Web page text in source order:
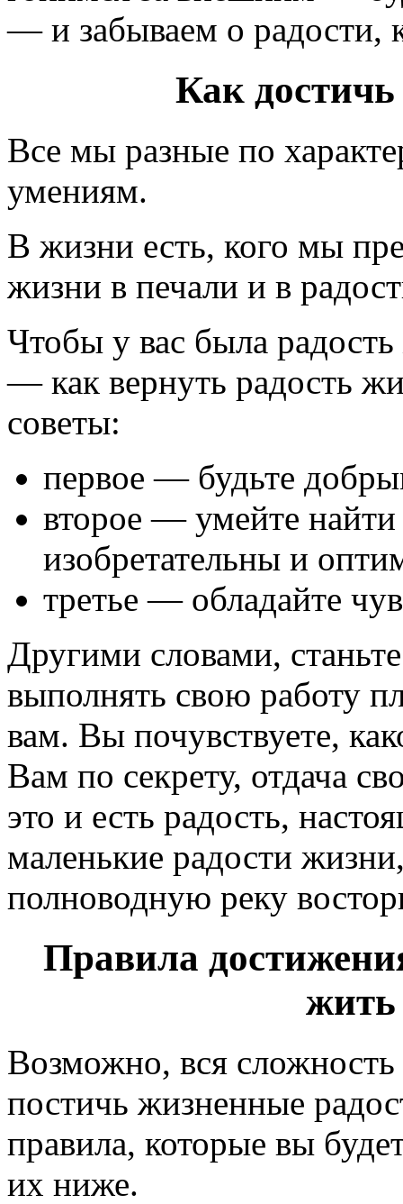
— и забываем о радости,
Как
Все мы разные по
умениям.
В жизни есть, кого мы
жизни в печали и в
Чтобы у вас была
— как вернуть радость
советы:
первое — будьте
второе — умейте найти
изобретательны и
третье — обладайте
Другими словами,
выполнять свою работу
вам. Вы почувствуете,
Вам по секрету, отдача
это и есть радость,
маленькие радости
полноводную реку
Правила
жить
Возможно, вся
постичь жизненные
правила, которые вы
их ниже.